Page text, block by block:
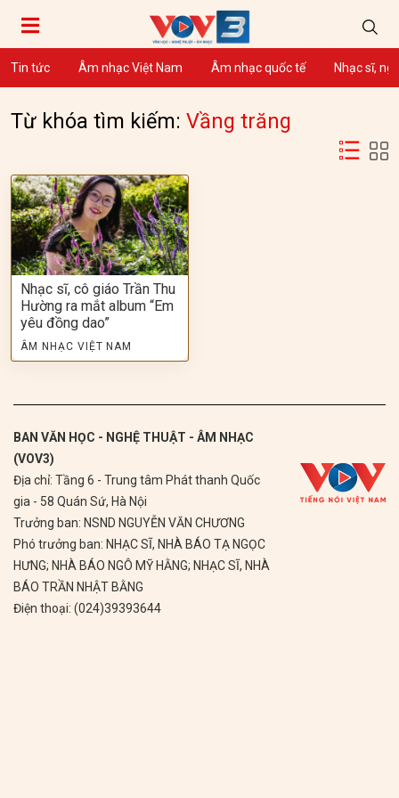
Tin tức Âm nhạc Việt Nam Âm nhạc quốc tế Nhạc sĩ,
Từ khóa tìm kiếm: Vầng trăng
Nhạc sĩ, cô giáo Trần Thu
Hường ra mắt album “Em
yêu đồng dao”
ÂM NHẠC VIỆT NAM
BAN VĂN HỌC - NGHỆ THUẬT - ÂM NHẠC
(VOV3)
Địa chỉ: Tầng 6 - Trung tâm Phát thanh Quốc
gia - 58 Quán Sứ, Hà Nội
Trưởng ban: NSND NGUYỄN VĂN CHƯƠNG
Phó trưởng ban: NHẠC SĨ, NHÀ BÁO TẠ NGỌC
HƯNG; NHÀ BÁO NGÔ MỸ HẰNG; NHẠC SĨ, NHÀ
BÁO TRẦN NHẬT BẰNG
Điện thoại: (024)39393644